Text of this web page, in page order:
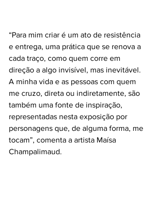
“Para mim criar é um ato de resistência
e entrega, uma prática que se renova a
cada traço, como quem corre em
direção a algo invisível, mas inevitável.
A minha vida e as pessoas com quem
me cruzo, direta ou indiretamente, são
também uma fonte de inspiração,
representadas nesta exposição por
personagens que, de alguma forma, me
tocam”, comenta a artista Maísa
Champalimaud.